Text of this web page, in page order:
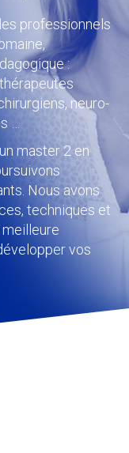
professionnels
:
neuro-
…
master 2 en
Nous avons
techniques et
vos